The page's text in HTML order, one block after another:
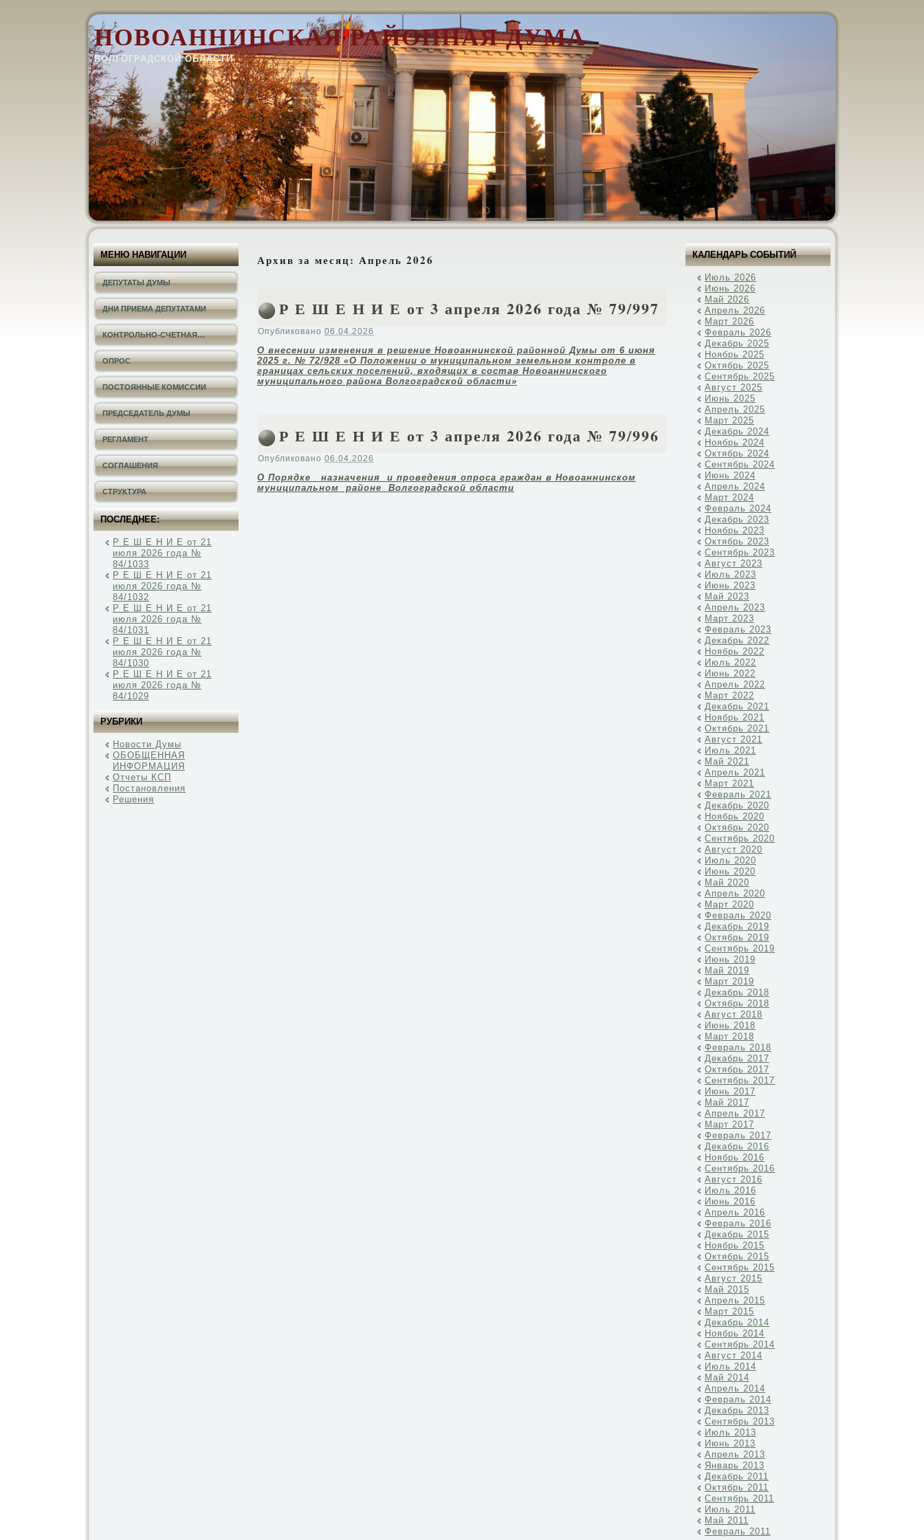
НОВОАННИНСКАЯ РАЙОННАЯ ДУМА
ВОЛГОГРАДСКОЙ ОБЛАСТИ
МЕНЮ НАВИГАЦИИ
ДЕПУТАТЫ ДУМЫ
ДНИ ПРИЕМА ДЕПУТАТАМИ
КОНТРОЛЬНО-СЧЕТНАЯ…
ОПРОС
ПОСТОЯННЫЕ КОМИССИИ
ПРЕДСЕДАТЕЛЬ ДУМЫ
РЕГЛАМЕНТ
СОГЛАШЕНИЯ
СТРУКТУРА
ПОСЛЕДНЕЕ:
Р Е Ш Е Н И Е от 21
июля 2026 года №
84/1033
Р Е Ш Е Н И Е от 21
июля 2026 года №
84/1032
Р Е Ш Е Н И Е от 21
июля 2026 года №
84/1031
Р Е Ш Е Н И Е от 21
июля 2026 года №
84/1030
Р Е Ш Е Н И Е от 21
июля 2026 года №
84/1029
РУБРИКИ
Новости Думы
ОБОБЩЕННАЯ
ИНФОРМАЦИЯ
Отчеты КСП
Постановления
Решения
Архив за месяц: Апрель 2026
Р Е Ш Е Н И Е от 3 апреля 2026 года № 79/997
Опубликовано 06.04.2026
О внесении изменения в решение Новоаннинской районной Думы от 6 июня
2025 г. № 72/928 «О Положении о муниципальном земельном контроле в
границах сельских поселений, входящих в состав Новоаннинского
муниципального района Волгоградской области»
Р Е Ш Е Н И Е от 3 апреля 2026 года № 79/996
Опубликовано 06.04.2026
О Порядке назначения и проведения опроса граждан в Новоаннинском
муниципальном районе Волгоградской области
КАЛЕНДАРЬ СОБЫТИЙ
Июль 2026
Июнь 2026
Май 2026
Апрель 2026
Март 2026
Февраль 2026
Декабрь 2025
Ноябрь 2025
Октябрь 2025
Сентябрь 2025
Август 2025
Июнь 2025
Апрель 2025
Март 2025
Декабрь 2024
Ноябрь 2024
Октябрь 2024
Сентябрь 2024
Июнь 2024
Апрель 2024
Март 2024
Февраль 2024
Декабрь 2023
Ноябрь 2023
Октябрь 2023
Сентябрь 2023
Август 2023
Июль 2023
Июнь 2023
Май 2023
Апрель 2023
Март 2023
Февраль 2023
Декабрь 2022
Ноябрь 2022
Июль 2022
Июнь 2022
Апрель 2022
Март 2022
Декабрь 2021
Ноябрь 2021
Октябрь 2021
Август 2021
Июль 2021
Май 2021
Апрель 2021
Март 2021
Февраль 2021
Декабрь 2020
Ноябрь 2020
Октябрь 2020
Сентябрь 2020
Август 2020
Июль 2020
Июнь 2020
Май 2020
Апрель 2020
Март 2020
Февраль 2020
Декабрь 2019
Октябрь 2019
Сентябрь 2019
Июнь 2019
Май 2019
Март 2019
Декабрь 2018
Октябрь 2018
Август 2018
Июнь 2018
Март 2018
Февраль 2018
Декабрь 2017
Октябрь 2017
Сентябрь 2017
Июнь 2017
Май 2017
Апрель 2017
Март 2017
Февраль 2017
Декабрь 2016
Ноябрь 2016
Сентябрь 2016
Август 2016
Июль 2016
Июнь 2016
Апрель 2016
Февраль 2016
Декабрь 2015
Ноябрь 2015
Октябрь 2015
Сентябрь 2015
Август 2015
Май 2015
Апрель 2015
Март 2015
Декабрь 2014
Ноябрь 2014
Сентябрь 2014
Август 2014
Июль 2014
Май 2014
Апрель 2014
Февраль 2014
Декабрь 2013
Сентябрь 2013
Июль 2013
Июнь 2013
Апрель 2013
Январь 2013
Декабрь 2011
Октябрь 2011
Сентябрь 2011
Июль 2011
Май 2011
Февраль 2011